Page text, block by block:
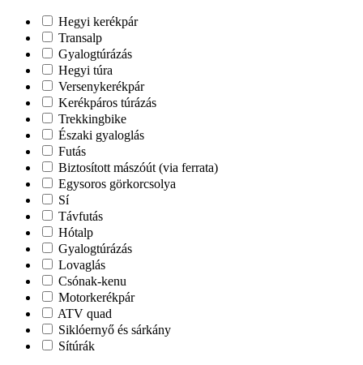
Hegyi kerékpár
Transalp
Gyalogtúrázás
Hegyi túra
Versenykerékpár
Kerékpáros túrázás
Trekkingbike
Északi gyaloglás
Futás
Biztosított mászóút (via ferrata)
Egysoros görkorcsolya
Sí
Távfutás
Hótalp
Gyalogtúrázás
Lovaglás
Csónak-kenu
Motorkerékpár
ATV quad
Siklóernyő és sárkány
Sítúrák